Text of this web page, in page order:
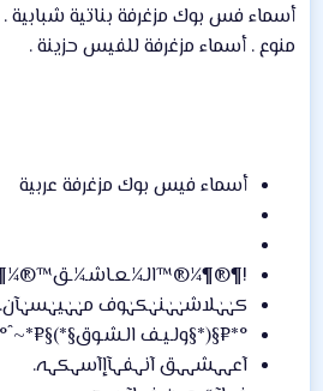
أسماء فس بوك مزغرفة بناتية
منوع . أسماء مزغرفة للفيس حزينة .
أسماء فيس بوك مزغرفة عربية
كہٰہٰلاشہٰہٰنہٰكہٰوف مہٰہٰيہٰسہٰآن.
°*¤§(*§ولـيـف
آعہہشہہق آنہفہآإآسہكہہ.